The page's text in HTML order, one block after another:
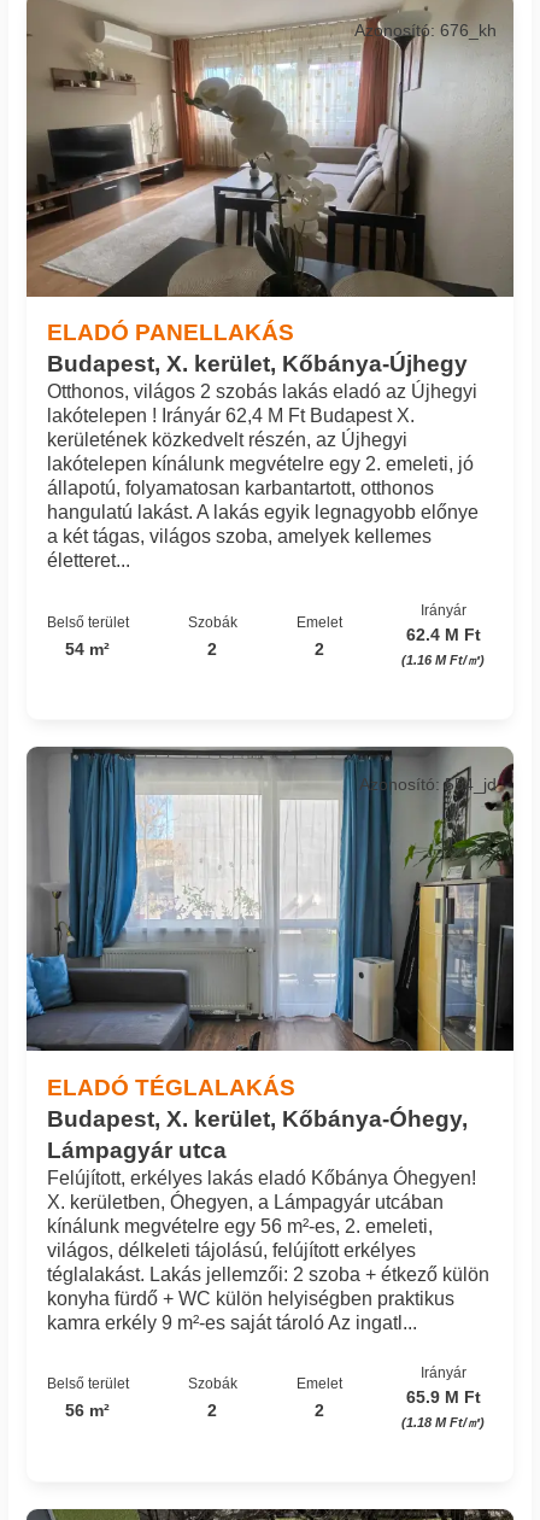
ELADÓ PANELLAKÁS
Budapest, X. kerület, Kőbánya-Újhegy
Azonosító: 676_kh
Otthonos, világos 2 szobás lakás eladó az Újhegyi
lakótelepen ! Irányár 62,4 M Ft Budapest X.
kerületének közkedvelt részén, az Újhegyi
lakótelepen kínálunk megvételre egy 2. emeleti, jó
állapotú, folyamatosan karbantartott, otthonos
hangulatú lakást. A lakás egyik legnagyobb előnye
a két tágas, világos szoba, amelyek kellemes
életteret...
Belső terület
54 m²
Szobák
2
Emelet
2
Irányár
62.4 M Ft
(1.16 M Ft/㎡)
ELADÓ TÉGLALAKÁS
Budapest, X. kerület, Kőbánya-Óhegy,
Lámpagyár utca
Azonosító: 554_jd
Felújított, erkélyes lakás eladó Kőbánya Óhegyen!
X. kerületben, Óhegyen, a Lámpagyár utcában
kínálunk megvételre egy 56 m²-es, 2. emeleti,
világos, délkeleti tájolású, felújított erkélyes
téglalakást. Lakás jellemzői: 2 szoba + étkező külön
konyha fürdő + WC külön helyiségben praktikus
kamra erkély 9 m²-es saját tároló Az ingatl...
Belső terület
56 m²
Szobák
2
Emelet
2
Irányár
65.9 M Ft
(1.18 M Ft/㎡)